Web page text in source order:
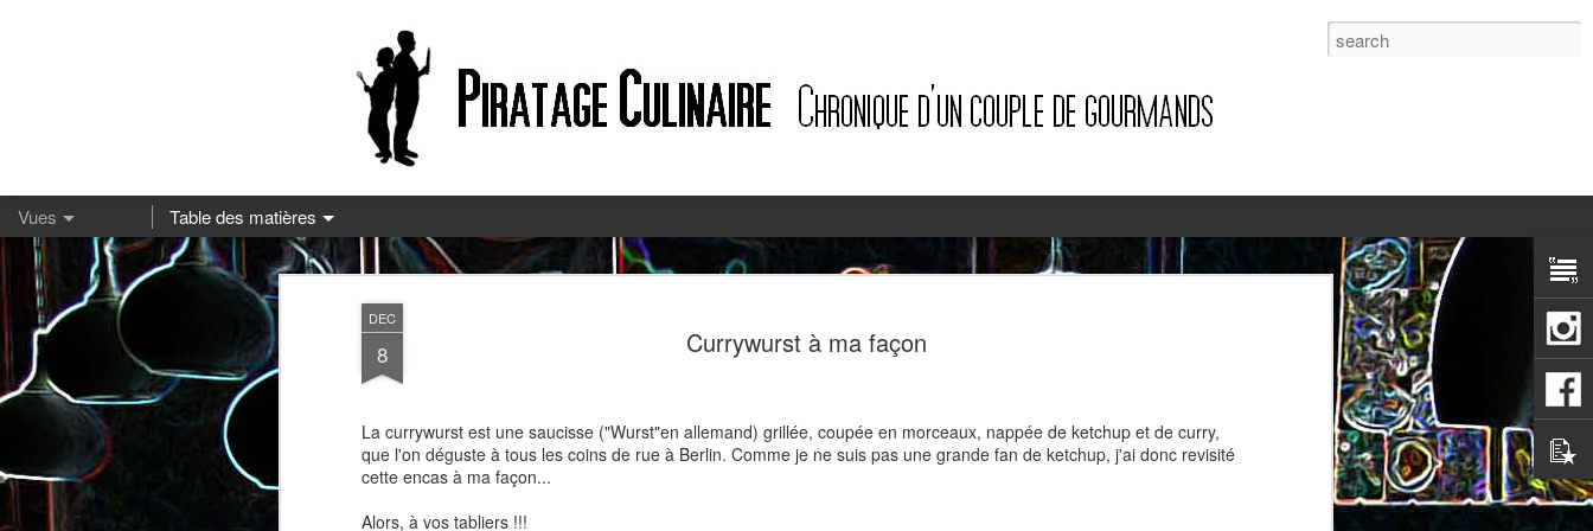
DEC
8 Currywurst à ma façon
La currywurst est une saucisse ("Wurst"en allemand) grillée, coupée en morceaux, nappée de ketchup et de curry,
que l'on déguste à tous les coins de rue à Berlin. Comme je ne suis pas une grande fan de ketchup, j'ai donc revisité
cette encas à ma façon...
Alors, à vos tabliers !!!
Pizza à la mozzarella et à la
13
Embeurrée de chou à la
2
Pizza à la pancetta et à la